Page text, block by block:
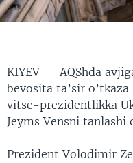
KIYEV —AQShda
bevosita ta’sir
vitse-prezidentlikka
Jeyms Vensni
Prezident Volodimir